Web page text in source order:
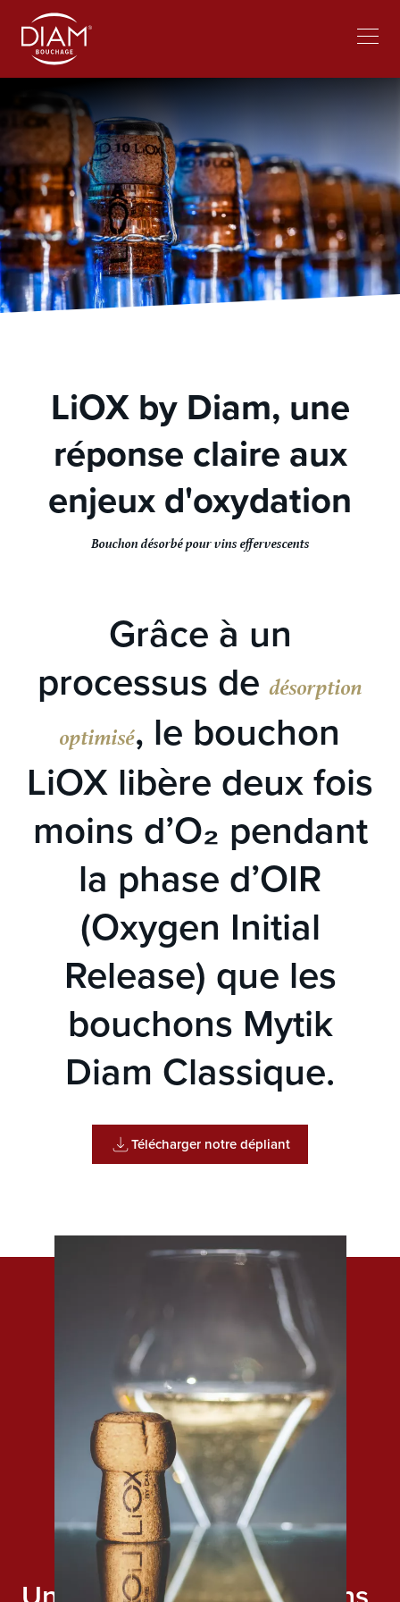
language
LiOX by Diam, une
réponse claire aux
enjeux d'oxydation
Bouchon désorbé pour vins effervescents
Grâce à un
processus dedésorption
optimisé, le bouchon
LiOX libère deux fois
moins d’O₂ pendant
la phase d’OIR
(Oxygen Initial
Release) que les
bouchons Mytik
Diam Classique.
Télécharger notre dépliant